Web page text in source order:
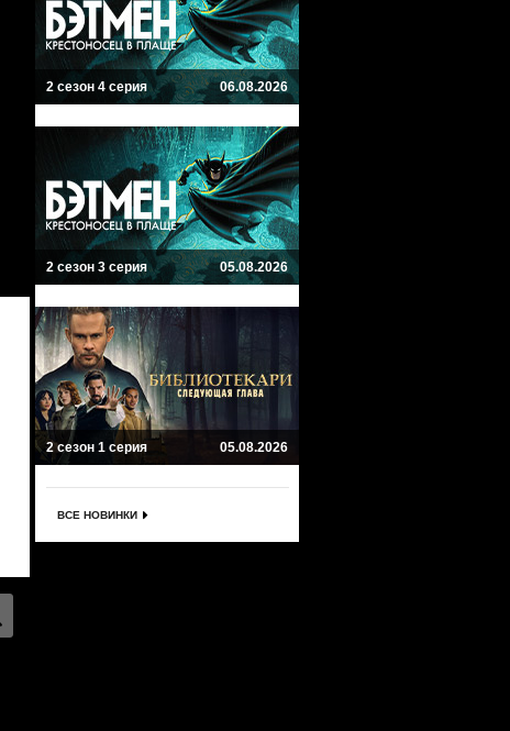
2 сезон 4 серия 06.08.2026
2 сезон 3 серия 05.08.2026
2 сезон 1 серия 05.08.2026
ВСЕ НОВИНКИ